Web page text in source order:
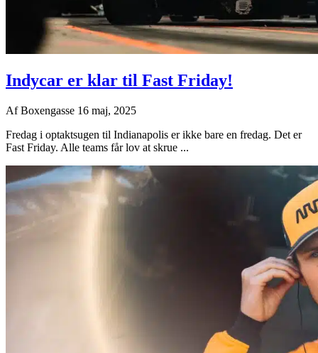
Indycar er klar til Fast Friday!
AfBoxengasse 16 maj, 2025
Fredag i optaktsugen til Indianapolis er ikke bare en fredag. Det er
Fast Friday. Alle teams får lov at skrue ...